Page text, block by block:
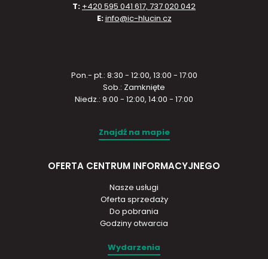
T: +420 595 041 617, 737 020 042
E:info@ic-hlucin.cz
Pon.- pt.: 8:30 - 12:00, 13:00 - 17:00
Sob.: Zamknięte
Niedz.: 9:00 - 12:00, 14:00 - 17:00
Znajdź na mapie
OFERTA CENTRUM INFORMACYJNEGO
Nasze usługi
Oferta sprzedaży
Do pobrania
Godziny otwarcia
Wydarzenia